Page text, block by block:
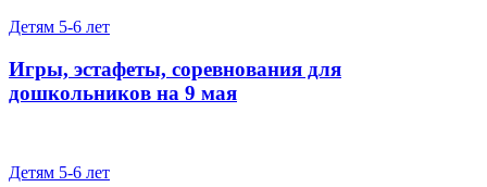
Детям 5-6 лет
Игры, эстафеты, соревнования для
дошкольников на 9 мая
Детям 5-6 лет